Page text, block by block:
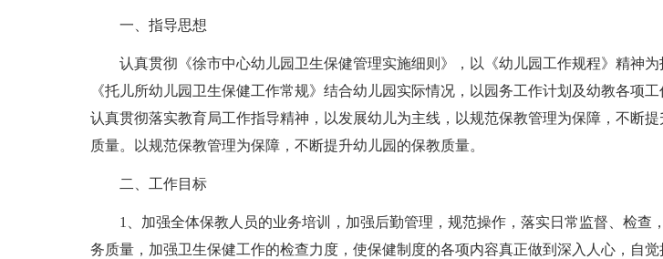
一、指导思想
认真贯彻《徐市中心幼儿园卫生保健管理实施细则》，以《幼儿园工作规程》精神为
《托儿所幼儿园卫生保健工作常规》结合幼儿园实际情况，以园务工作计划及幼教各项工
认真贯彻落实教育局工作指导精神，以发展幼儿为主线，以规范保教管理为保障，不断
质量。以规范保教管理为保障，不断提升幼儿园的保教质量。
二、工作目标
1、加强全体保教人员的业务培训，加强后勤管理，规范操作，落实日常监督、检查
务质量，加强卫生保健工作的检查力度，使保健制度的各项内容真正做到深入人心，自觉